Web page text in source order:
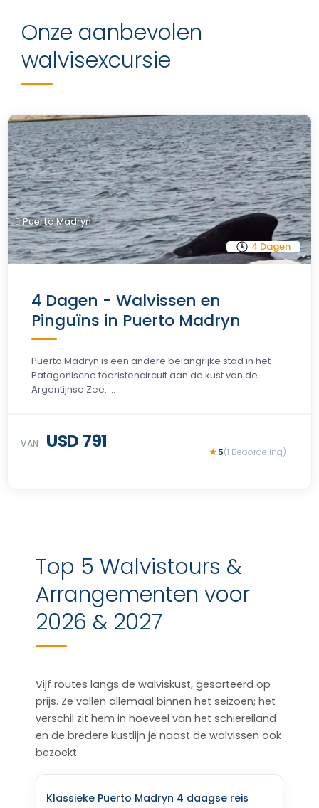
Onze aanbevolen
walvisexcursie
4 Dagen
Puerto Madryn
4 Dagen - Walvissen en
Pinguïns in Puerto Madryn
Puerto Madryn is een andere belangrijke stad in het
Patagonische toeristencircuit aan de kust van de
Argentijnse Zee.....
VAN USD 791 5(1 Beoordeling)
Top 5 Walvistours &
Arrangementen voor
2026 & 2027
Vijf routes langs de walviskust, gesorteerd op
prijs. Ze vallen allemaal binnen het seizoen; het
verschil zit hem in hoeveel van het schiereiland
en de bredere kustlijn je naast de walvissen ook
bezoekt.
Klassieke Puerto Madryn 4 daagse reis